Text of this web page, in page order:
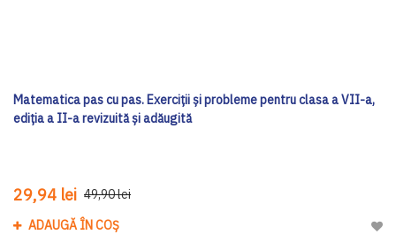
Matematica pas cu pas. Exerciții și probleme pentru clasa a VII-a,
ediția a II-a revizuită și adăugită
29,94 lei 49,90 lei
ADAUGĂ ÎN COȘ